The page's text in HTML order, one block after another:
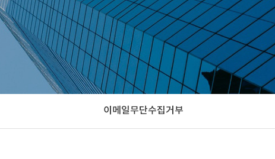
이메일무단수집거부